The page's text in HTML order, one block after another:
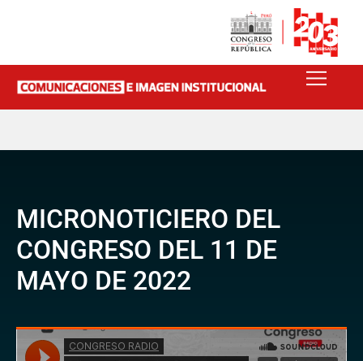
MICRONOTICIERO DEL
CONGRESO DEL 11 DE
MAYO DE 2022